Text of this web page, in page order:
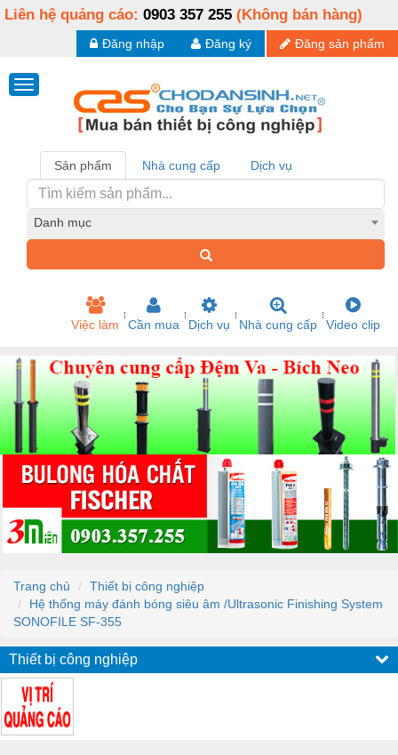
Liên hệ quảng cáo: 0903 357 255 (Không bán hàng)
Đăng sản phẩm
Đăng ký
Đăng nhập
Sản phẩm Nhà cung cấp Dịch vụ
Danh mục
Việc làm Cần mua Dịch vụ Nhà cung cấp Video clip
Trang chủ
Thiết bị công nghiệp
Hệ thống máy đánh bóng siêu âm /Ultrasonic Finishing System
SONOFILE SF-355
Thiết bị công nghiệp